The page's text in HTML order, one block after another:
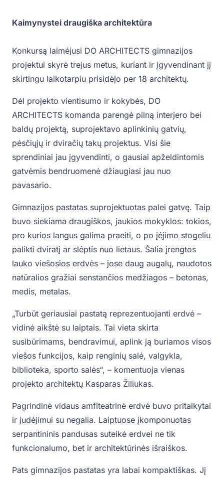
Kaimynystei draugiška architektūra
Konkursą laimėjusi DO ARCHITECTS gimnazijos
projektui skyrė trejus metus, kuriant ir įgyvendinant jį
skirtingu laikotarpiu prisidėjo per 18 architektų.
Dėl projekto vientisumo ir kokybės, DO
ARCHITECTS komanda parengė pilną interjero bei
baldų projektą, suprojektavo aplinkinių gatvių,
pėsčiųjų ir dviračių takų projektus. Visi šie
sprendiniai jau įgyvendinti, o gausiai apželdintomis
gatvėmis bendruomenė džiaugiasi jau nuo
pavasario.
Gimnazijos pastatas suprojektuotas palei gatvę. Taip
buvo siekiama draugiškos, jaukios mokyklos: tokios,
pro kurios langus galima praeiti, o po įėjimo stogeliu
palikti dviratį ar slėptis nuo lietaus. Šalia įrengtos
lauko viešosios erdvės – jose daug augalų, naudotos
natūralios gražiai senstančios medžiagos – betonas,
medis, metalas.
„Turbūt geriausiai pastatą reprezentuojanti erdvė –
vidinė aikštė su laiptais. Tai vieta skirta
susibūrimams, bendravimui, aplink ją buriamos visos
viešos funkcijos, kaip renginių salė, valgykla,
biblioteka, sporto salės“, – komentuoja vienas
projekto architektų Kasparas Žiliukas.
Pagrindinė vidaus amfiteatrinė erdvė buvo pritaikytai
ir judėjimui su negalia. Laiptuose įkomponuotas
serpantininis pandusas suteikė erdvei ne tik
funkcionalumo, bet ir architektūrinės išraiškos.
Pats gimnazijos pastatas yra labai kompaktiškas. Jį